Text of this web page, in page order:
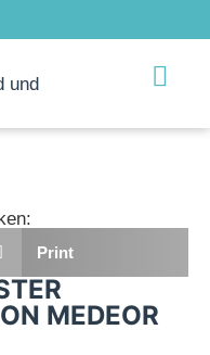
und
MEDEOR
Print